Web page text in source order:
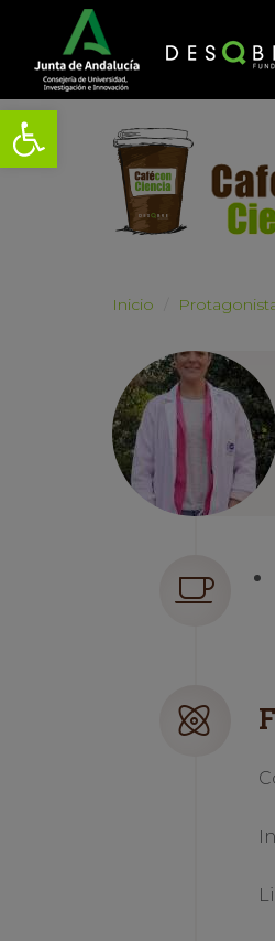
Abrir barra de herramientas
Inicio